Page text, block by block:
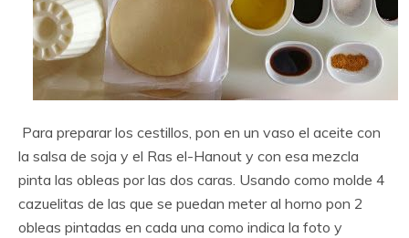
Para preparar los cestillos, pon en un vaso el aceite con
la salsa de soja y el Ras el-Hanout y con esa mezcla
pinta las obleas por las dos caras. Usando como molde 4
cazuelitas de las que se puedan meter al horno pon 2
obleas pintadas en cada una como indica la foto y